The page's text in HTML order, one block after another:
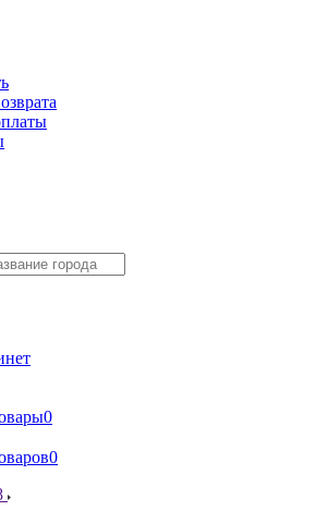
0
0